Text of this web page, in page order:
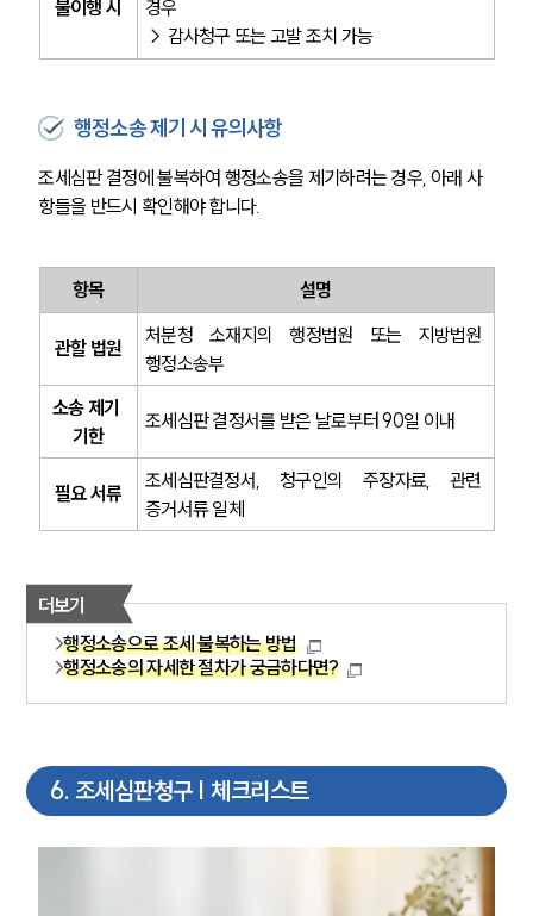
불이행 시
경우
→ 감사청구 또는 고발 조치 가능
행정소송 제기 시 유의사항
조세심판 결정에 불복하여 행정소송을 제기하려는 경우, 아래 사
항들을 반드시 확인해야 합니다.
항목 설명
관할 법원
처분청 소재지의 행정법원 또는 지방법원
행정소송부
소송 제기
기한
조세심판 결정서를 받은 날로부터 90일 이내
필요 서류
조세심판결정서, 청구인의 주장자료, 관련
증거서류 일체
더보기
행정소송으로 조세 불복하는 방법
행정소송의 자세한 절차가 궁금하다면?
6. 조세심판청구 | 체크리스트